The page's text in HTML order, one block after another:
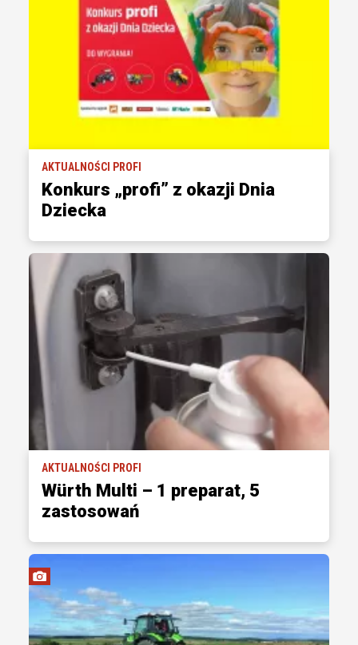
AKTUALNOŚCI PROFI
Konkurs „profi” z okazji Dnia
Dziecka
AKTUALNOŚCI PROFI
Würth Multi – 1 preparat, 5
zastosowań